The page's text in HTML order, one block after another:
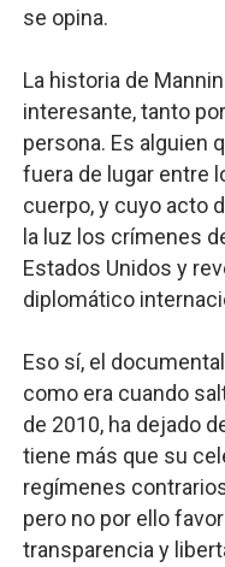
se opina.
La historia de
interesante, tanto
persona. Es alguien
fuera de lugar entre
cuerpo, y cuyo acto
la luz los crímenes
Estados Unidos y
diplomático
Eso sí, el
como era cuando
de 2010, ha dejado
tiene más que su
regímenes
pero no por ello
transparencia y